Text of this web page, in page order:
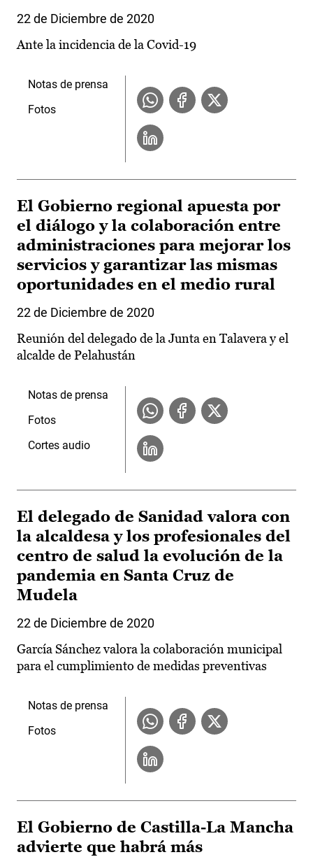
22 de Diciembre de 2020
Ante la incidencia de la Covid-19
Notas de prensa
Fotos
El Gobierno regional apuesta por
el diálogo y la colaboración entre
administraciones para mejorar los
servicios y garantizar las mismas
oportunidades en el medio rural
22 de Diciembre de 2020
Reunión del delegado de la Junta en Talavera y el
alcalde de Pelahustán
Notas de prensa
Fotos
Cortes audio
El delegado de Sanidad valora con
la alcaldesa y los profesionales del
centro de salud la evolución de la
pandemia en Santa Cruz de
Mudela
22 de Diciembre de 2020
García Sánchez valora la colaboración municipal
para el cumplimiento de medidas preventivas
Notas de prensa
Fotos
El Gobierno de Castilla-La Mancha
advierte que habrá más